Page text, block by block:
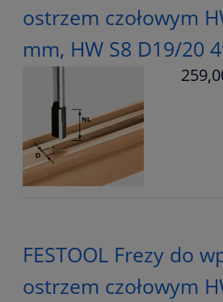
ostrzem czołowym
mm, HW S8 D19/20
FESTOOL Frezy do
ostrzem czołowym